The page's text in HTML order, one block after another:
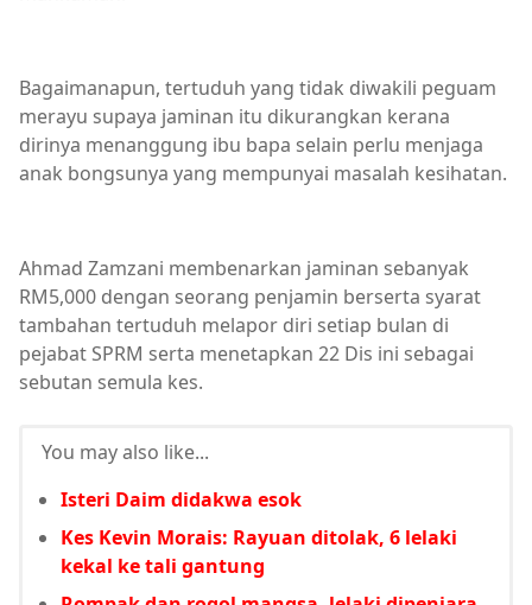
Bagaimanapun, tertuduh yang tidak diwakili peguam
merayu supaya jaminan itu dikurangkan kerana
dirinya menanggung ibu bapa selain perlu menjaga
anak bongsunya yang mempunyai masalah kesihatan.
Ahmad Zamzani membenarkan jaminan sebanyak
RM5,000 dengan seorang penjamin berserta syarat
tambahan tertuduh melapor diri setiap bulan di
pejabat SPRM serta menetapkan 22 Dis ini sebagai
sebutan semula kes.
You may also like...
Isteri Daim didakwa esok
Kes Kevin Morais: Rayuan ditolak, 6 lelaki
kekal ke tali gantung